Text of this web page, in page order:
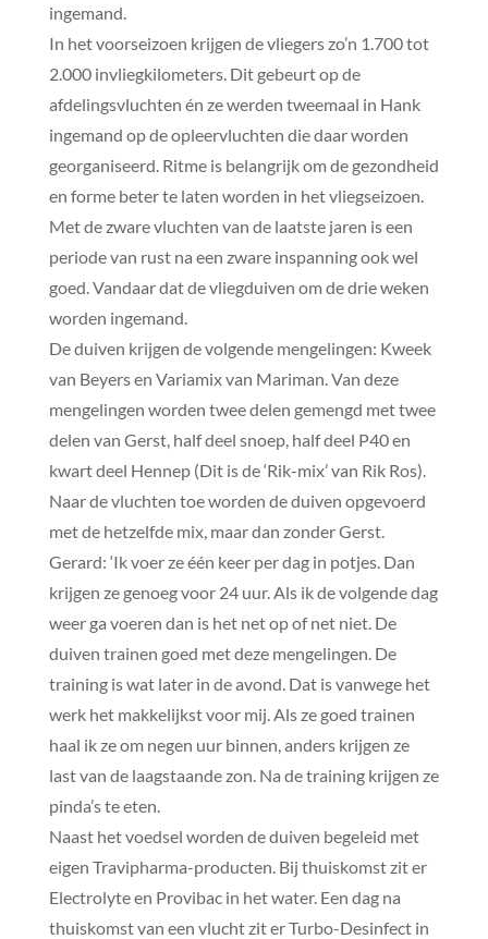
ingemand.
In het voorseizoen krijgen de vliegers zo’n 1.700 tot
2.000 invliegkilometers. Dit gebeurt op de
afdelingsvluchten én ze werden tweemaal in Hank
ingemand op de opleervluchten die daar worden
georganiseerd. Ritme is belangrijk om de gezondheid
en forme beter te laten worden in het vliegseizoen.
Met de zware vluchten van de laatste jaren is een
periode van rust na een zware inspanning ook wel
goed. Vandaar dat de vliegduiven om de drie weken
worden ingemand.
De duiven krijgen de volgende mengelingen: Kweek
van Beyers en Variamix van Mariman. Van deze
mengelingen worden twee delen gemengd met twee
delen van Gerst, half deel snoep, half deel P40 en
kwart deel Hennep (Dit is de ‘Rik-mix’ van Rik Ros).
Naar de vluchten toe worden de duiven opgevoerd
met de hetzelfde mix, maar dan zonder Gerst.
Gerard: ‘Ik voer ze één keer per dag in potjes. Dan
krijgen ze genoeg voor 24 uur. Als ik de volgende dag
weer ga voeren dan is het net op of net niet. De
duiven trainen goed met deze mengelingen. De
training is wat later in de avond. Dat is vanwege het
werk het makkelijkst voor mij. Als ze goed trainen
haal ik ze om negen uur binnen, anders krijgen ze
last van de laagstaande zon. Na de training krijgen ze
pinda’s te eten.
Naast het voedsel worden de duiven begeleid met
eigen Travipharma-producten. Bij thuiskomst zit er
Electrolyte en Provibac in het water. Een dag na
thuiskomst van een vlucht zit er Turbo-Desinfect in